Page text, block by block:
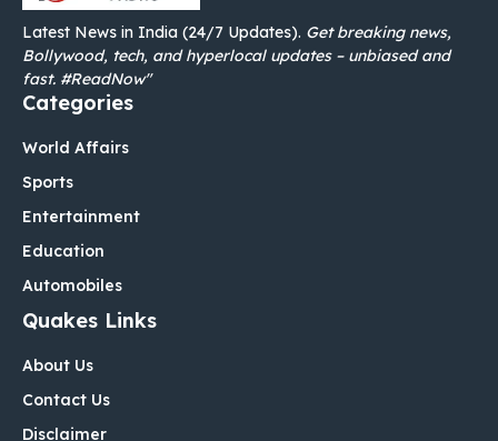
Latest News in India (24/7 Updates). Get breaking news,
Bollywood, tech, and hyperlocal updates – unbiased and
fast. #ReadNow"
Categories
World Affairs
Sports
Entertainment
Education
Automobiles
Quakes Links
About Us
Contact Us
Disclaimer